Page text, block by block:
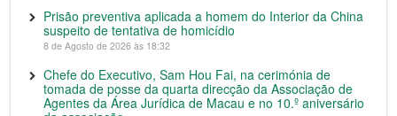
Prisão preventiva aplicada a homem do Interior da China
suspeito de tentativa de homicídio
8 de Agosto de 2026 às 18:32
Chefe do Executivo, Sam Hou Fai, na cerimónia de
tomada de posse da quarta direcção da Associação de
Agentes da Área Jurídica de Macau e no 10.º aniversário